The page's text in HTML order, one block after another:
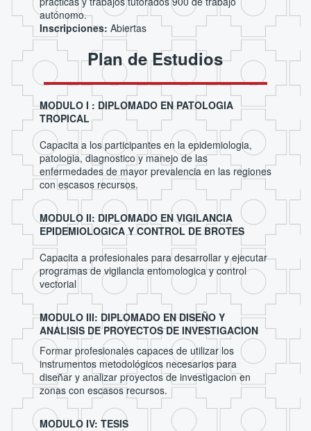
autónomo.
Inscripciones: Abiertas
Plan de Estudios
MODULO I : DIPLOMADO EN PATOLOGIA
TROPICAL
Capacita a los participantes en la epidemiologia,
patologia, diagnostico y manejo de las
enfermedades de mayor prevalencia en las regiones
con escasos recursos.
MODULO II: DIPLOMADO EN VIGILANCIA
EPIDEMIOLOGICA Y CONTROL DE BROTES
Capacita a profesionales para desarrollar y ejecutar
programas de vigilancia entomologica y control
vectorial
MODULO III: DIPLOMADO EN DISEÑO Y
ANALISIS DE PROYECTOS DE INVESTIGACION
Formar profesionales capaces de utilizar los
instrumentos metodológicos necesarios para
diseñar y analizar proyectos de investigacion en
zonas con escasos recursos.
MODULO IV: TESIS